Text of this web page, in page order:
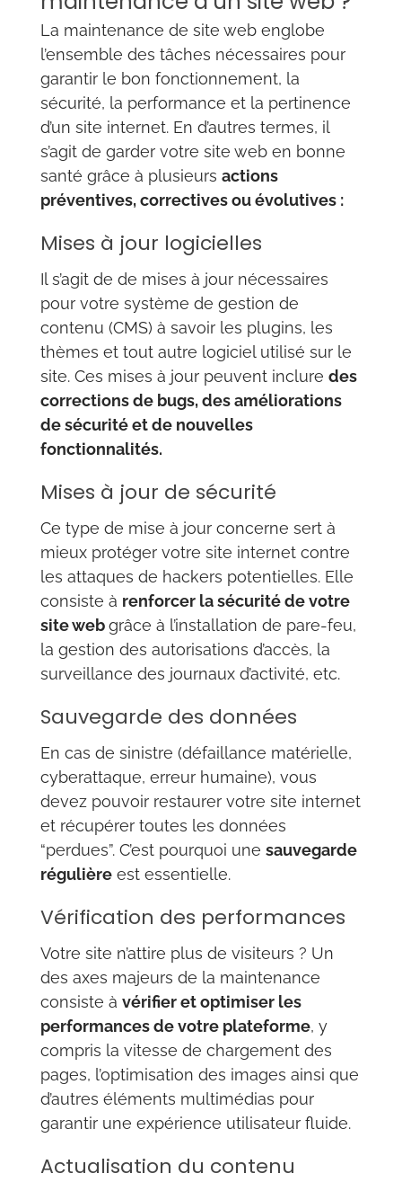
La maintenance de site web englobe
l’ensemble des tâches nécessaires pour
garantir le bon fonctionnement, la
sécurité, la performance et la pertinence
d’un site internet. En d’autres termes, il
s’agit de garder votre site web en bonne
santé grâce à plusieurs actions
préventives, correctives ou évolutives :
Mises à jour logicielles
Il s’agit de de mises à jour nécessaires
pour votre système de gestion de
contenu (CMS) à savoir les plugins, les
thèmes et tout autre logiciel utilisé sur le
site. Ces mises à jour peuvent inclure des
corrections de bugs, des améliorations
de sécurité et de nouvelles
fonctionnalités.
Mises à jour de sécurité
Ce type de mise à jour concerne sert à
mieux protéger votre site internet contre
les attaques de hackers potentielles. Elle
consiste à renforcer la sécurité de votre
site webgrâce à l’installation de pare-feu,
la gestion des autorisations d’accès, la
surveillance des journaux d’activité, etc.
Sauvegarde des données
En cas de sinistre (défaillance matérielle,
cyberattaque, erreur humaine), vous
devez pouvoir restaurer votre site internet
et récupérer toutes les données
“perdues”. C’est pourquoi une sauvegarde
régulièreest essentielle.
Vérification des performances
Votre site n’attire plus de visiteurs ? Un
des axes majeurs de la maintenance
consiste à vérifier et optimiser les
performances de votre plateforme, y
compris la vitesse de chargement des
pages, l’optimisation des images ainsi que
d’autres éléments multimédias pour
garantir une expérience utilisateur fluide.
Actualisation du contenu